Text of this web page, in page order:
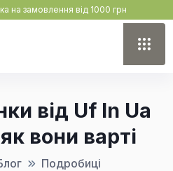
на замовлення від 1000 грн
від Uf In Ua
вони варті
Подробиці